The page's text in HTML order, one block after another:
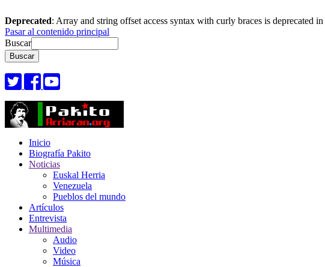
Deprecated: Array and string offset access syntax with curly braces is deprecated in
Pasar al contenido principal
Buscar
Inicio
Biografía Pakito
Noticias
Euskal Herria
Venezuela
Pueblos del mundo
Artículos
Entrevista
Multimedia
Audio
Video
Música